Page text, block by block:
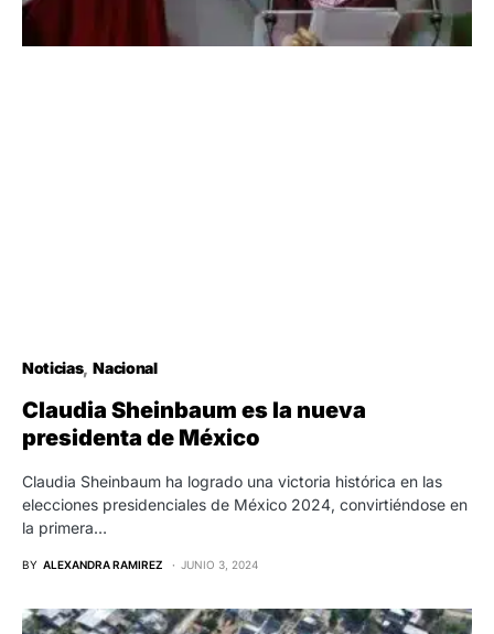
Noticias Nacional
Claudia Sheinbaum es la nueva
presidenta de México
Claudia Sheinbaum ha logrado una victoria histórica en las
elecciones presidenciales de México 2024, convirtiéndose en
la primera…
BY ALEXANDRA RAMIREZ JUNIO 3, 2024